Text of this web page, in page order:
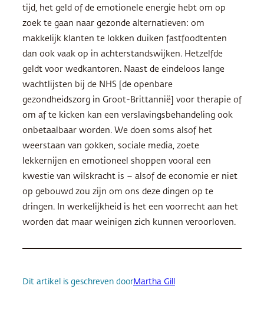
tijd, het geld of de emotionele energie hebt om op
zoek te gaan naar gezonde alternatieven: om
makkelijk klanten te lokken duiken fastfood­tenten
dan ook vaak op in achterstandswijken. Hetzelfde
geldt voor wedkantoren. Naast de eindeloos lange
wachtlijsten bij de NHS [de openbare
gezondheidszorg in Groot-Brittannië] voor therapie of
om af te kicken kan een verslavingsbehandeling ook
onbetaalbaar worden. We doen soms alsof het
weerstaan van gokken, sociale media, zoete
lekkernijen en emotioneel shoppen vooral een
kwestie van wilskracht is – alsof de economie er niet
op gebouwd zou zijn om ons deze dingen op te
dringen. In werkelijkheid is het een voorrecht aan het
worden dat maar weinigen zich kunnen veroorloven.
Dit artikel is geschreven doorMartha Gill